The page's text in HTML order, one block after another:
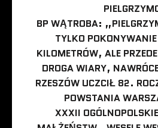
BP WĄTROBA:
TYLKO
KILOMETRÓW, ALE
DROGA WIARY,
RZESZÓW UCZCIŁ 82.
POWSTANIA
XXXII